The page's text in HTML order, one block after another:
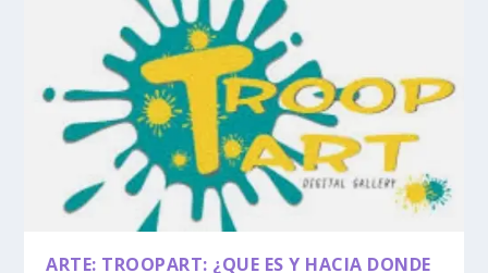
ARTE: TROOPART: ¿QUE ES Y HACIA DONDE